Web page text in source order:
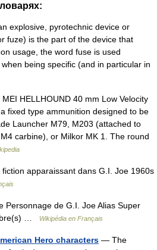
explosive, pyrotechnic device or
fuze) is the part of the device that
usage, the word fuse is used
being specific (and in particular in
HELLHOUND 40 mm Low Velocity
fixed type ammunition designed to be
Launcher M79, M203 (attached to
carbine), or Milkor MK 1. The round
apparaissant dans G.I. Joe 1960s
Personnage de G.I. Joe Alias Super
…
Wikipédia en Français
Hero characters — The